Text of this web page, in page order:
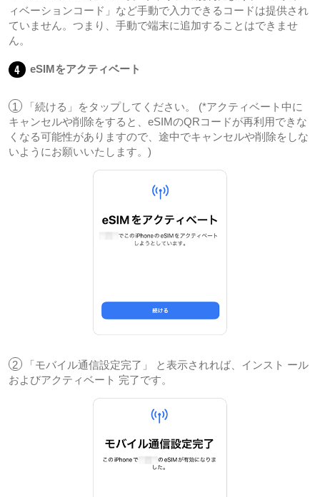
ィベーションコード」など手動で入力できるコードは提供され
ていません。つまり、手動で端末に追加することはできませ
ん。
4 eSIMをアクティベート
1
「続ける」をタップしてください。 (*アクティベート中に
キャンセルや削除をすると、eSIMのQRコードが再利用できな
くなる可能性がありますので、途中でキャンセルや削除をしな
いようにお願いいたします。)
2
「モバイル通信設定完了」 と表示されれば、インスト ール
およびアクティベート 完了です。